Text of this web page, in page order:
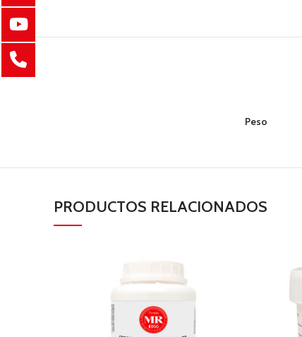
Peso
PRODUCTOS RELACIONADOS